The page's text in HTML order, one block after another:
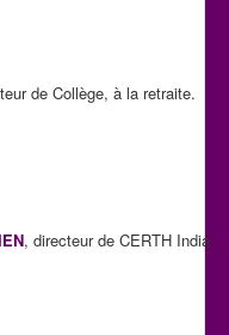
de Collège, à la retraite.
, directeur de CERTH India.